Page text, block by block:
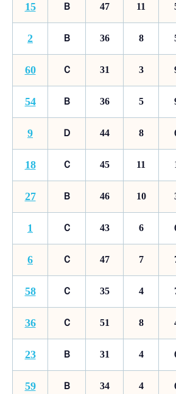
15 Ｂ 47 11
2 Ｂ 36 8
60 Ｃ 31 3
54 Ｂ 36 5
9 Ｄ 44 8
18 Ｃ 45 11
27 Ｂ 46 10
1 Ｃ 43 6
6 Ｃ 47 7
58 Ｃ 35 4
36 Ｃ 51 8
23 Ｂ 31 4
59 Ｂ 34 4